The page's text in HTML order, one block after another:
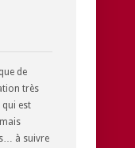
de
très
qui est
à suivre